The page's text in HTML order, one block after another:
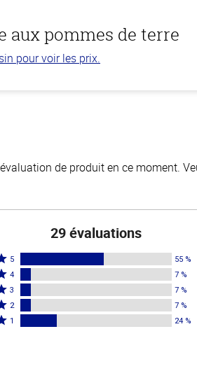
aux pommes de terre
pour voir les prix.
de produit en ce moment.
29 évaluations
%
5 55 %
4 7 %
3 7 %
2 7 %
1 24 %